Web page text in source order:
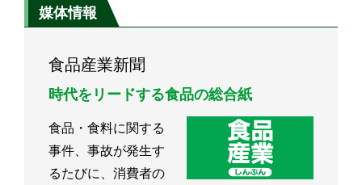
媒体情報
食品産業新聞
時代をリードする食品の総合紙
食品・食料に関する
事件、事故が発生す
るたびに、消費者の